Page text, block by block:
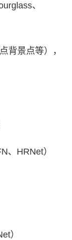
、
背景点等），
、HRNet）
）